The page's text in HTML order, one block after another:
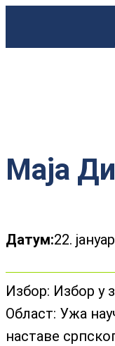
Маја
Датум:22.
Избор: Избор у
Област: Ужа
наставе